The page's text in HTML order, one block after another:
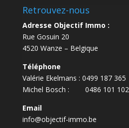
Retrouvez-nous
Adresse Objectif Immo :
Rue Gosuin 20
4520 Wanze – Belgique
Téléphone
Valérie Ekelmans : 0499 187 365
Michel Bosch : 0486 101 102
Email
info@objectif-immo.be